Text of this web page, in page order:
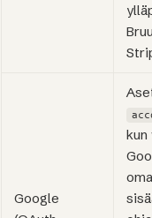
Google
kun